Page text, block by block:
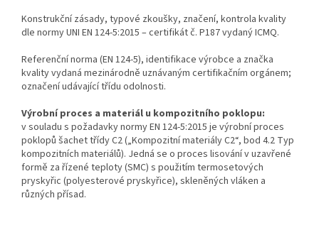
Konstrukční zásady, typové zkoušky, značení, kontrola kvality
dle normy UNI EN 124-5:2015 – certifikát č. P187 vydaný ICMQ.
Referenční norma (EN 124-5), identifikace výrobce a značka
kvality vydaná mezinárodně uznávaným certifikačním orgánem;
označení udávající třídu odolnosti.
Výrobní proces a materiál u kompozitního poklopu:
v souladu s požadavky normy EN 124-5:2015 je výrobní proces
poklopů šachet třídy C2 („Kompozitní materiály C2“, bod 4.2 Typ
kompozitních materiálů). Jedná se o proces lisování v uzavřené
formě za řízené teploty (SMC) s použitím termosetových
pryskyřic (polyesterové pryskyřice), skleněných vláken a
různých přísad.